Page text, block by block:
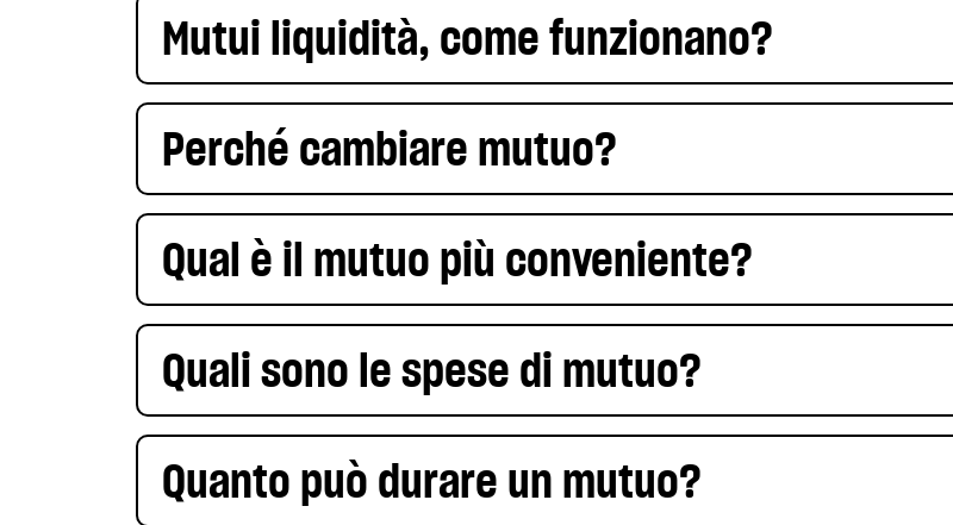
Mutui liquidità, come funzionano?
Perché cambiare mutuo?
Qual è il mutuo più conveniente?
Quali sono le spese di mutuo?
Quanto può durare un mutuo?